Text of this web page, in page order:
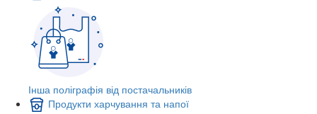
Інша поліграфія від постачальників
Продукти харчування та напої